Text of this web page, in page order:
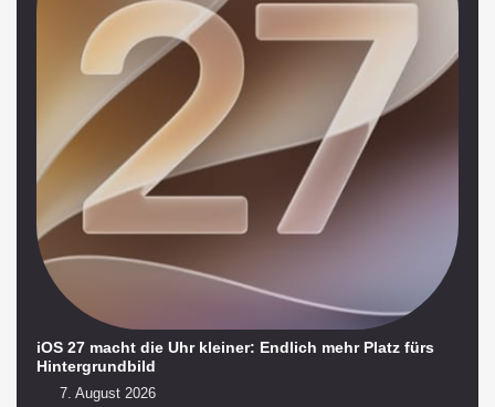
iOS 27 macht die Uhr kleiner: Endlich mehr Platz fürs
Hintergrundbild
7. August 2026